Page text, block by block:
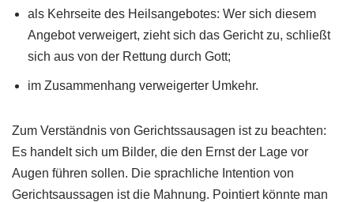
als Kehrseite des Heilsangebotes: Wer sich diesem
Angebot verweigert, zieht sich das Gericht zu, schließt
sich aus von der Rettung durch Gott;
im Zusammenhang verweigerter Umkehr.
Zum Verständnis von Gerichtssausagen ist zu beachten:
Es handelt sich um Bilder, die den Ernst der Lage vor
Augen führen sollen. Die sprachliche Intention von
Gerichtsaussagen ist die Mahnung. Pointiert könnte man